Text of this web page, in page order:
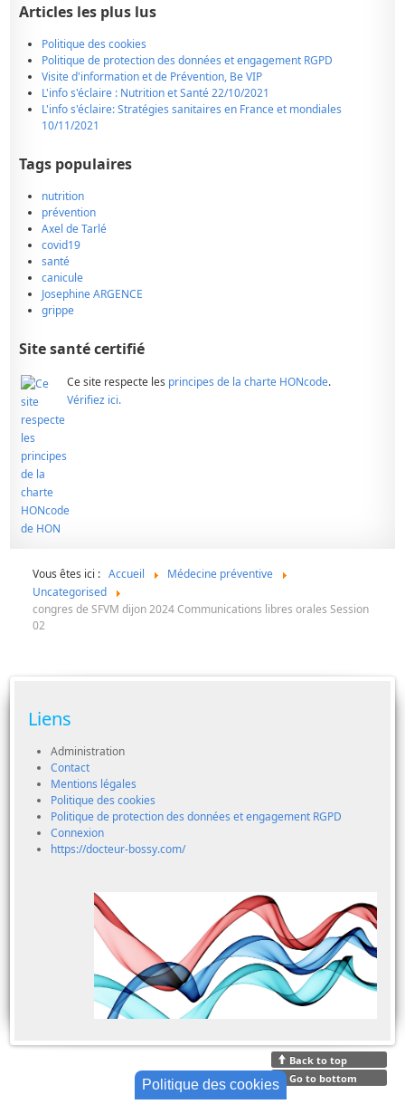
Politique des cookies
Articles les plus lus
Politique des cookies
Politique de protection des données et engagement RGPD
Visite d'information et de Prévention, Be VIP
L'info s'éclaire : Nutrition et Santé 22/10/2021
L'info s'éclaire: Stratégies sanitaires en France et mondiales
10/11/2021
Tags populaires
nutrition
prévention
Axel de Tarlé
covid19
santé
canicule
Josephine ARGENCE
grippe
Site santé certifié
Ce site respecte les principes de la charte HONcode.
Vérifiez ici.
Vous êtes ici : Accueil
Médecine préventive
Uncategorised
congres de SFVM dijon 2024 Communications libres orales Session
02
Liens
Administration
Contact
Mentions légales
Politique des cookies
Politique de protection des données et engagement RGPD
Connexion
https://docteur-bossy.com/
Back to top
Go to bottom